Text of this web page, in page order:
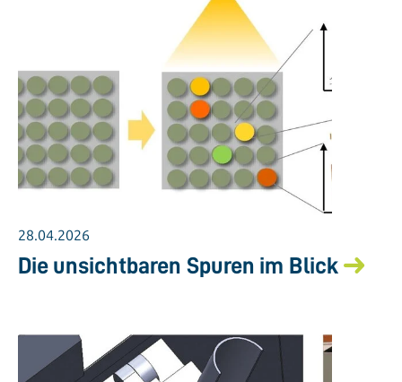
28.04.2026
Die unsichtbaren Spuren im Blick